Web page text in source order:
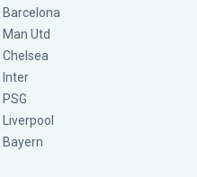
Barcelona
Man Utd
Chelsea
Inter
PSG
Liverpool
Bayern